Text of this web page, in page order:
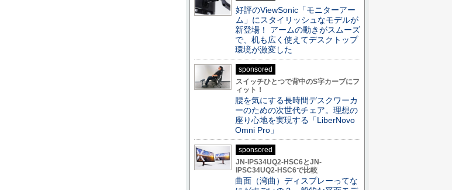
好評のViewSonic「モニターアー
ム」にスタイリッシュなモデルが
新登場！ アームの動きがスムーズ
で、机も広く使えてデスクトップ
環境が激変した
sponsored
スイッチひとつで背中のS字カーブにフ
ィット！
腰を気にする長時間デスクワーカ
ーのための次世代チェア。理想の
座り心地を実現する「LiberNovo
Omni Pro」
sponsored
JN-IPS34UQ2-HSC6とJN-
IPSC34UQ2-HSC6で比較
曲面（湾曲）ディスプレーってな